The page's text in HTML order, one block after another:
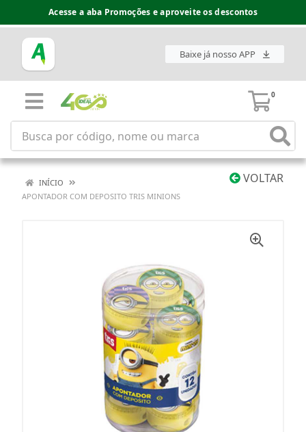
Acesse a aba Promoções e aproveite os descontos
Baixe já nosso APP
0
VOLTAR
INÍCIO
APONTADOR COM DEPOSITO TRIS MINIONS